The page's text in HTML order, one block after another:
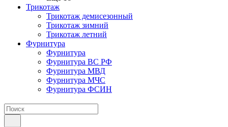
Трикотаж
Трикотаж демисезонный
Трикотаж зимний
Трикотаж летний
Фурнитура
Фурнитура
Фурнитура ВС РФ
Фурнитура МВД
Фурнитура МЧС
Фурнитура ФСИН